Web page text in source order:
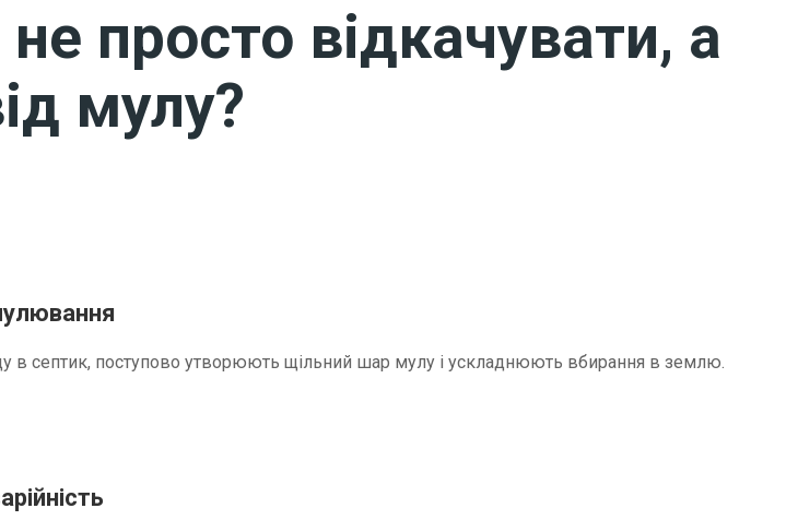
просто відкачувати, а
мулу?
в септик, поступово утворюють щільний шар мулу і ускладнюють вбирання в землю.